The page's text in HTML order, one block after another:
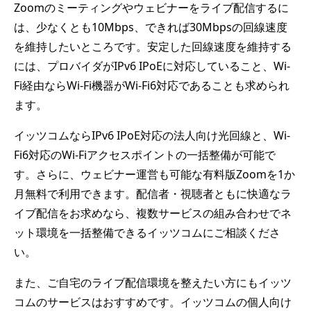
Zoomのミーティングやウェビナーをライブ配信するに
は、少なくとも10Mbps、できれば30Mbpsの回線速度
を維持したいところです。安定した回線速度を維持する
には、プロバイダがIPv6 IPoEに対応していること、Wi-
Fi経由ならWi-Fi機器がWi-Fi6対応であることも求められ
ます。
イッツコムならIPv6 IPoE対応の法人向け光回線と、Wi-
Fi6対応のWi-Fiアクセスポイントの一括整備が可能で
す。さらに、ウェビナー運営も可能な有料版Zoomを1か
月無料で利用できます。配信者・視聴者ともに快適なラ
イブ配信をお求めなら、複数サービスの組み合わせでネ
ット環境を一括整備できるイッツコムにご相談くださ
い。
また、ご自宅のライブ配信環境を整えたい方にもイッツ
コムのサービスはおすすめです。イッツコムの個人向け